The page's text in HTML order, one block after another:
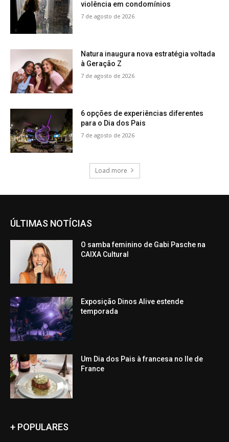
violência em condomínios
7 de agosto de 2026
Natura inaugura nova estratégia voltada
à Geração Z
7 de agosto de 2026
6 opções de experiências diferentes
para o Dia dos Pais
7 de agosto de 2026
Load more
ÚLTIMAS NOTÍCIAS
O samba feminino de Gabi Pasche na
CAIXA Cultural
Exposição Dinos Alive estende
temporada
Um Dia dos Pais à francesa no Ile de
France
+ POPULARES